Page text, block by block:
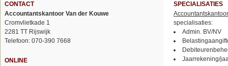
CONTACT
Accountantskantoor Van der Kouwe
Cromvlietkade 1
2281 TT Rijswijk
Telefoon: 070-390 7668
ONLINE
SPECIALISATIES
specialisaties:
Admin. BV/NV
Jaarrekening/